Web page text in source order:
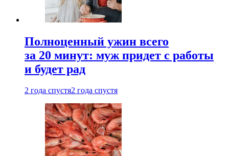
Полноценный ужин всего
за 20 минут: муж придет с работы
и будет рад
2 года спустя2 года спустя